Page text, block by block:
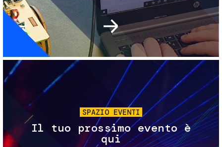
Immagine
SPAZIO EVENTI
Il tuo prossimo evento è
qui